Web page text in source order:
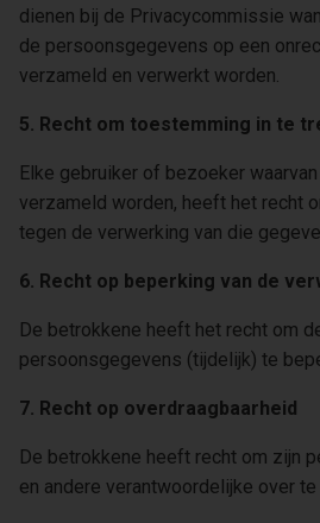
dienen bij de Privacycommissie
de persoonsgegevens op een
verzameld en verwerkt worden.
5. Recht om toestemming in te
Elke gebruiker of bezoeker
verzameld worden, heeft het recht
tegen de verwerking van die
6. Recht op beperking van de
De betrokkene heeft het recht om
persoonsgegevens (tijdelijk) te
7. Recht op overdraagbaarheid
De betrokkene heeft recht om zijn
en andere verantwoordelijke over te